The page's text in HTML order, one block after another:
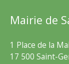
Mairie de
1 Place de la
17 500 Saint-